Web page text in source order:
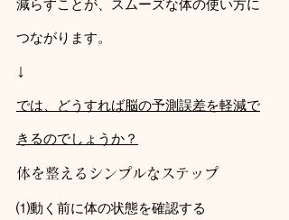
減らすことが、スムーズな体の使い方に
つながります。
↓
では、どうすれば脳の予測誤差を軽減で
きるのでしょうか？
体を整えるシンプルなステップ
⑴動く前に体の状態を確認する